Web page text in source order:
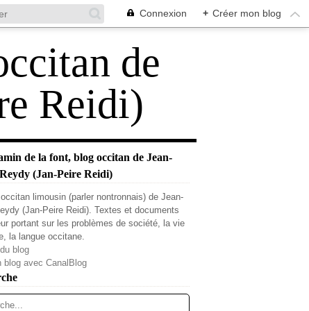
Connexion + Créer mon blog
de
Reidi)
de la font, blog occitan de Jean-
(Jan-Peire Reidi)
limousin (parler nontronnais) de Jean-
(Jan-Peire Reidi). Textes et documents
portant sur les problèmes de société, la vie
la langue occitane.
blog
blog avec CanalBlog